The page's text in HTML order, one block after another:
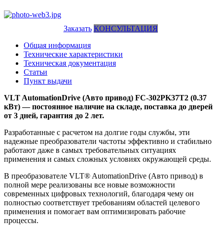
Заказать КОНСУЛЬТАЦИЯ
Общая информация
Технические характеристики
Техническая документация
Статьи
Пункт выдачи
VLT AutomationDrive (Авто привод) FC-302PK37T2 (0.37
кВт) — постоянное наличие на складе, поставка до дверей
от 3 дней, гарантия до 2 лет.
Разработанные с расчетом на долгие годы службы, эти
надежные преобразователи частоты эффективно и стабильно
работают даже в самых требовательных ситуациях
применения и самых сложных условиях окружающей среды.
В преобразователе VLT® AutomationDrive (Авто привод) в
полной мере реализованы все новые возможности
современных цифровых технологий, благодаря чему он
полностью соответствует требованиям областей целевого
применения и помогает вам оптимизировать рабочие
процессы.